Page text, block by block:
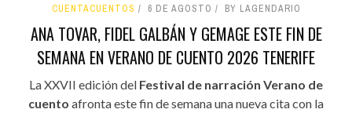
CUENTACUENTOS 6 DE AGOSTO BY LAGENDARIO
ANA TOVAR, FIDEL GALBÁN Y GEMAGE ESTE FIN DE
SEMANA EN VERANO DE CUENTO 2026 TENERIFE
La XXVII edición del Festival de narración Verano de
cuento afronta este fin de semana una nueva cita con la